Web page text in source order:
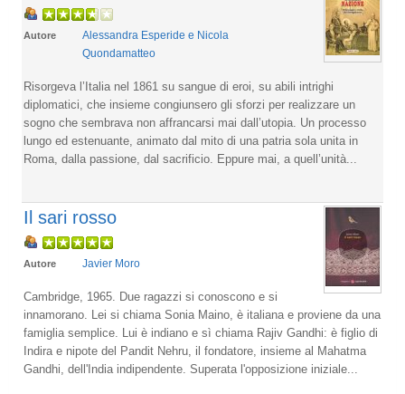
Autore
Alessandra Esperide e Nicola
Quondamatteo
Risorgeva l’Italia nel 1861 su sangue di eroi, su abili intrighi
diplomatici, che insieme congiunsero gli sforzi per realizzare un
sogno che sembrava non affrancarsi mai dall’utopia. Un processo
lungo ed estenuante, animato dal mito di una patria sola unita in
Roma, dalla passione, dal sacrificio. Eppure mai, a quell’unità...
Il sari rosso
Autore Javier Moro
Cambridge, 1965. Due ragazzi si conoscono e si
innamorano. Lei si chiama Sonia Maino, è italiana e proviene da una
famiglia semplice. Lui è indiano e sì chiama Rajiv Gandhi: è figlio di
Indira e nipote del Pandit Nehru, il fondatore, insieme al Mahatma
Gandhi, dell'India indipendente. Superata l'opposizione iniziale...